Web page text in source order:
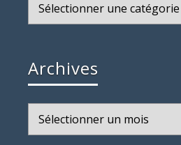
Archives